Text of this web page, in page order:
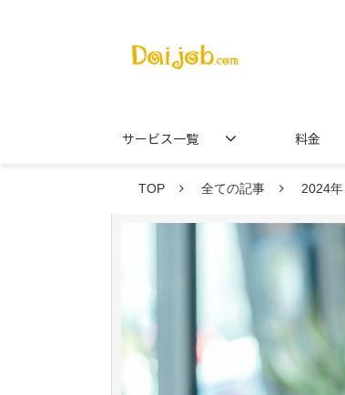
サービス一覧 料金
TOP 全ての記事 2024